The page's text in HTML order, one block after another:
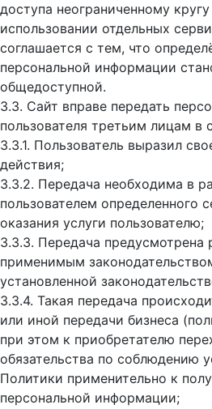
доступа неограниченному
использовании отдельных
соглашается с тем, что
персональной информации
общедоступной.
3.3. Сайт вправе передать
пользователя третьим лицам в
3.3.1. Пользователь выразил
действия;
3.3.2. Передача необходима в
пользователем определенного
оказания услуги пользователю;
3.3.3. Передача
применимым
установленной
3.3.4. Такая передача
или иной передачи бизнеса
при этом к приобретателю
обязательства по соблюдению
Политики применительно к
персональной информации;